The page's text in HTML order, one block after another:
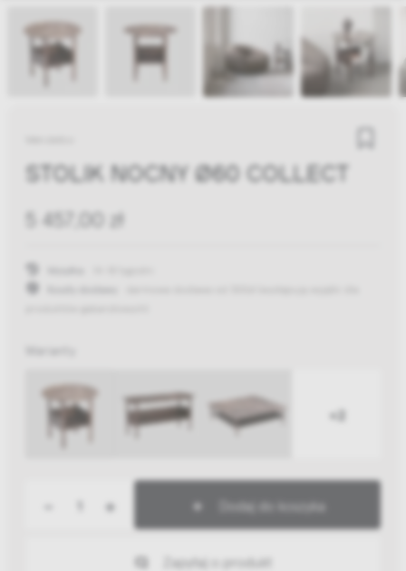
STOLIK NOCNY Ø60 COLLECT
5 457,00 zł
Warianty
+2
+ Dodaj do koszyka
Zapytaj o produkt